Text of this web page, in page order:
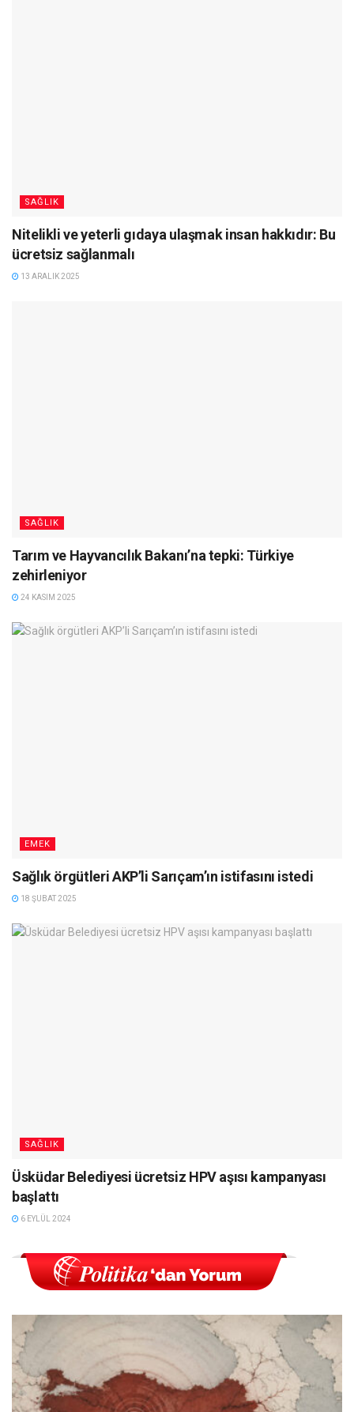
SAĞLIK
Nitelikli ve yeterli gıdaya ulaşmak insan hakkıdır: Bu
ücretsiz sağlanmalı
13 ARALIK 2025
SAĞLIK
Tarım ve Hayvancılık Bakanı’na tepki: Türkiye
zehirleniyor
24 KASIM 2025
EMEK
Sağlık örgütleri AKP’li Sarıçam’ın istifasını istedi
18 ŞUBAT 2025
SAĞLIK
Üsküdar Belediyesi ücretsiz HPV aşısı kampanyası
başlattı
6 EYLÜL 2024